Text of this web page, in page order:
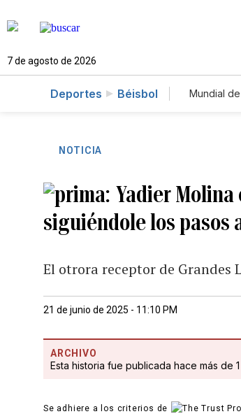
7 de agosto de 2026
Deportes Béisbol Mundial
NOTICIA
Yadier Molina
siguiéndole los pasos
El otrora receptor de Grandes
21 de junio de 2025 - 11:10 PM
ARCHIVO
Esta historia fue publicada hace más de 1
Se adhiere a los criterios de